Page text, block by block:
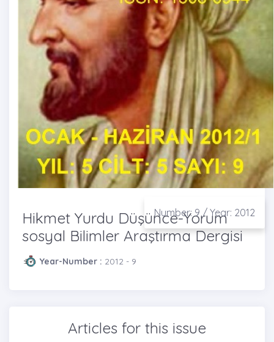
Number: 9 / Year: 2012
Hikmet Yurdu Düşünce-Yorum
sosyal Bilimler Araştırma Dergisi
Year-Number : 2012 - 9
Articles for this issue